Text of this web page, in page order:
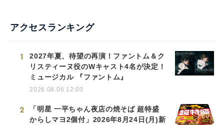
アクセスランキング
1
2027年夏、待望の再演！ファントム＆ク
リスティーヌ役のWキャスト4名が決定！
ミュージカル 『ファントム』
2026.08.06 12:00
2
「明星 一平ちゃん夜店の焼そば 超特盛
からしマヨ2個付」2026年8月24日(月)新